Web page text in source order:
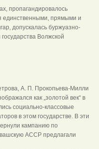
пропагандировалось
единственными, прямыми и
допускалась буржуазно-
Волжской
А. П. Прокопьева-Милли
как „золотой век“ в
социально-классовые
в этом государстве. В эти
кампанию по
АССР предлагали